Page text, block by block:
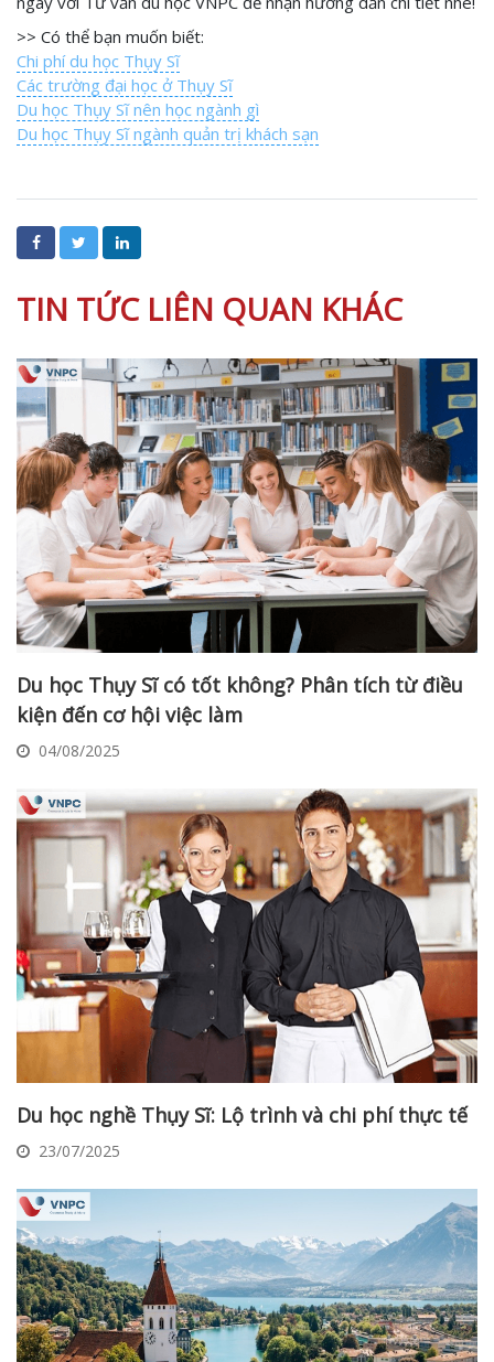
>> Có thể bạn muốn biết:
Chi phí du học Thụy Sĩ
Các trường đại học ở Thụy Sĩ
Du học Thụy Sĩ nên học ngành gì
Du học Thụy Sĩ ngành quản trị khách sạn
TIN TỨC LIÊN QUAN KHÁC
Du học Thụy Sĩ có tốt không? Phân tích từ điều
kiện đến cơ hội việc làm
04/08/2025
Du học nghề Thụy Sĩ: Lộ trình và chi phí thực tế
23/07/2025